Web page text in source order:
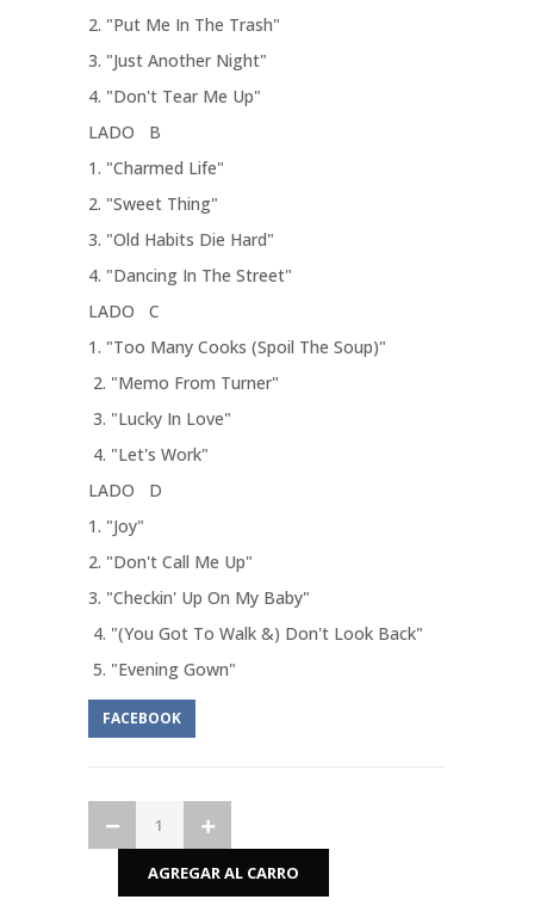
2. "Put Me In The Trash"
3. "Just Another Night"
4. "Don't Tear Me Up"
LADO B
1. "Charmed Life"
2. "Sweet Thing"
3. "Old Habits Die Hard"
4. "Dancing In The Street"
LADO C
1. "Too Many Cooks (Spoil The Soup)"
2. "Memo From Turner"
3. "Lucky In Love"
4. "Let's Work"
LADO D
1. "Joy"
2. "Don't Call Me Up"
3. "Checkin' Up On My Baby"
4. "(You Got To Walk &) Don't Look Back"
5. "Evening Gown"
FACEBOOK